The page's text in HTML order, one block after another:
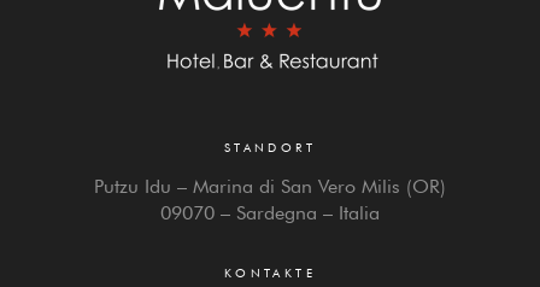
STANDORT
Putzu Idu – Marina di San Vero Milis (OR)
09070 – Sardegna – Italia
KONTAKTE